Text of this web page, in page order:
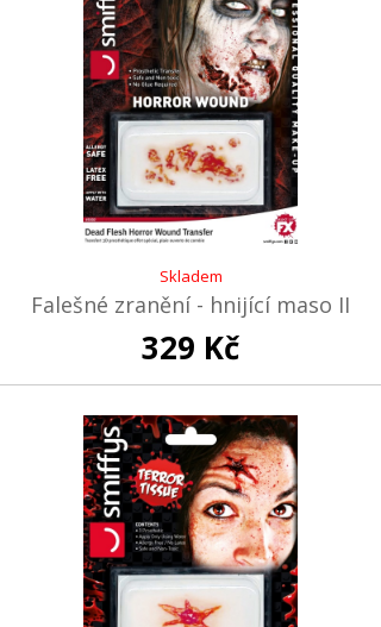
Skladem
Falešné zranění - hnijící maso II
329 Kč